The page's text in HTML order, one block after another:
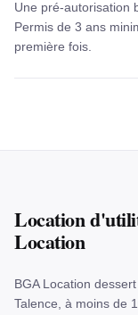
Une pré-autorisation
Permis de 3 ans
première fois.
Location
Location
BGA Location
Talence, à moins de